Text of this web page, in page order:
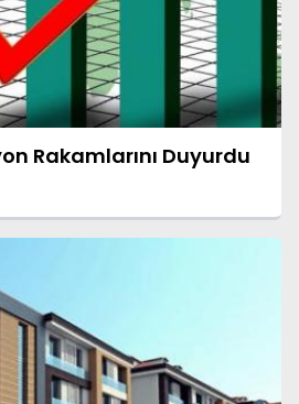
Rakamlarını Duyurdu